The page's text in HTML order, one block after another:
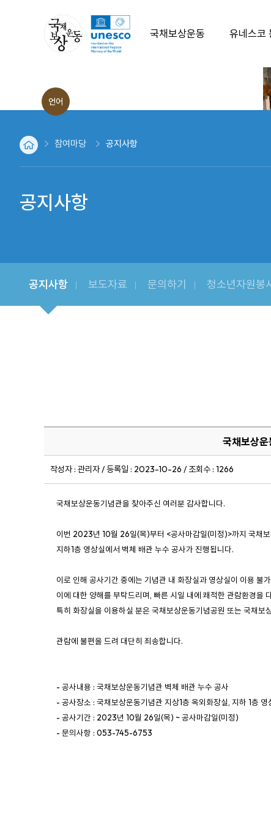
국채보상운동
운동의 전개
유네스코
언어
CHN
공지사항
참여마당 공지사항
공지사항 보도자료 문의하기 청소년자원봉
국채보상운
작성자 : 관리자 / 등록일 : 2023-10-26 / 조회수 : 1266
국채보상운동기념관을 찾아주신 여러분 감사합니다.
이번 2023년 10월 26일(목)부터 <공사마감일(미정)>까지 국채
지하1층 영상실에서 벽체 배관 누수 공사가 진행됩니다.
이로 인해 공사기간 중에는 기념관 내 화장실과 영상실이 이용 불
이에 대한 양해를 부탁드리며, 빠른 시일 내에 쾌적한 관람환경을
특히 화장실을 이용하실 분은 국채보상운동기념공원 또는 국채보
관람에 불편을 드려 대단히 죄송합니다.
- 공사내용 : 국채보상운동기념관 벽체 배관 누수 공사
- 공사장소 : 국채보상운동기념관 지상1층 옥외화장실, 지하 1층 영
- 공사기간 : 2023년 10월 26일(목) ~ 공사마감일(미정)
- 문의사항 : 053-745-6753